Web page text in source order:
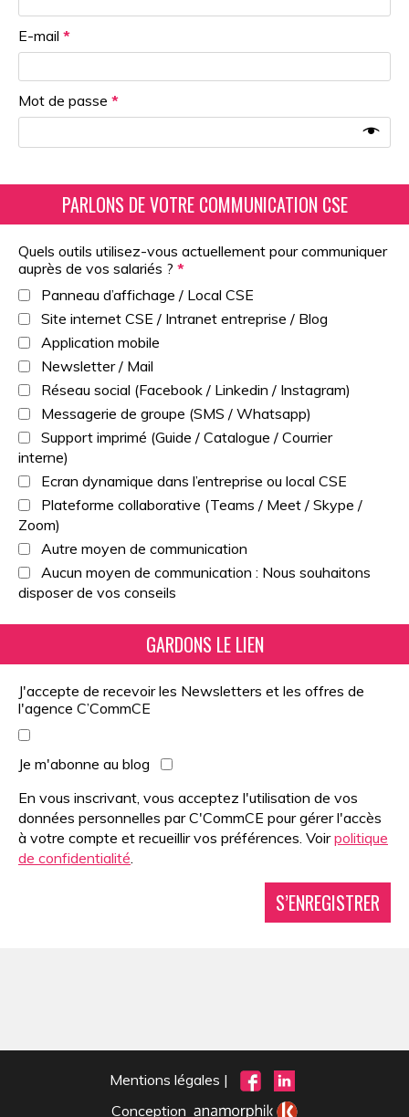
E-mail *
Mot de passe *
Quels outils utilisez-vous actuellement pour communiquer
auprès de vos salariés ? *
Panneau d’affichage / Local CSE
Site internet CSE / Intranet entreprise / Blog
Application mobile
Newsletter / Mail
Réseau social (Facebook / Linkedin / Instagram)
Messagerie de groupe (SMS / Whatsapp)
Support imprimé (Guide / Catalogue / Courrier
interne)
Ecran dynamique dans l’entreprise ou local CSE
Plateforme collaborative (Teams / Meet / Skype /
Zoom)
Autre moyen de communication
Aucun moyen de communication : Nous souhaitons
disposer de vos conseils
J'accepte de recevoir les Newsletters et les offres de
l'agence C’CommCE
Je m'abonne au blog
En vous inscrivant, vous acceptez l'utilisation de vos
données personnelles par C'CommCE pour gérer l'accès
à votre compte et recueillir vos préférences. Voirpolitique
de confidentialité.
S’ENREGISTRER
Mentions légales |
Conception